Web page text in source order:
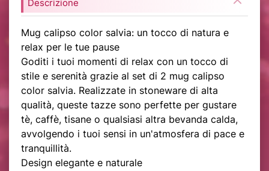
Descrizione
Mug calipso color salvia: un tocco di natura e
relax per le tue pause
Goditi i tuoi momenti di relax con un tocco di
stile e serenità grazie al set di 2 mug calipso
color salvia. Realizzate in stoneware di alta
qualità, queste tazze sono perfette per gustare
tè, caffè, tisane o qualsiasi altra bevanda calda,
avvolgendo i tuoi sensi in un'atmosfera di pace e
tranquillità.
Design elegante e naturale